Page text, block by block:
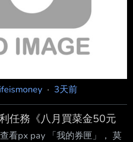
· 3天前
任務《八月買菜金50元
看px pay 「我的券匣」， 莫